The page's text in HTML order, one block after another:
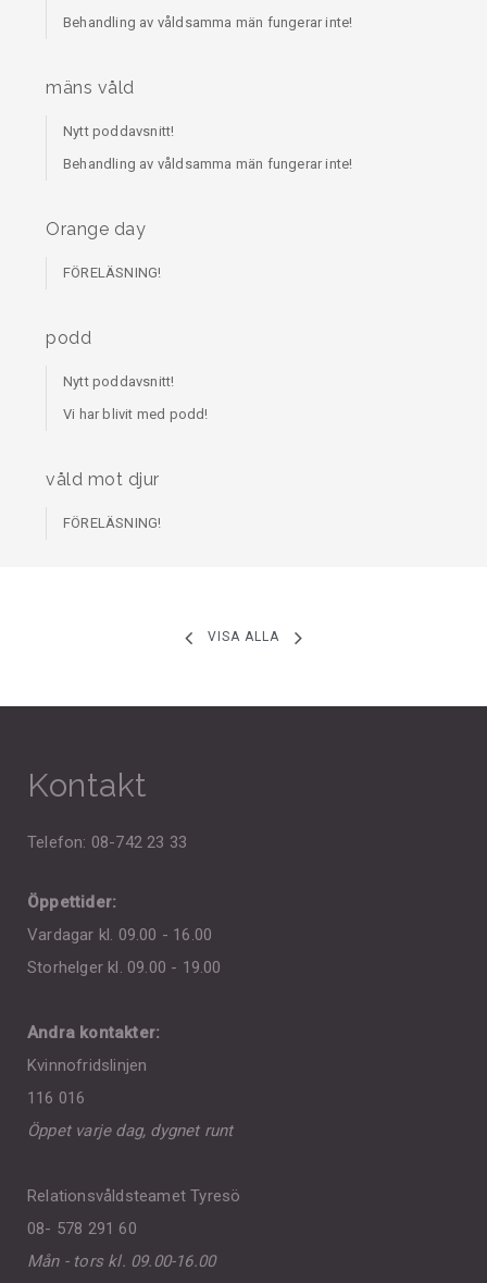
Behandling av våldsamma män fungerar inte!
mäns våld
Nytt poddavsnitt!
Behandling av våldsamma män fungerar inte!
Orange day
FÖRELÄSNING!
podd
Nytt poddavsnitt!
Vi har blivit med podd!
våld mot djur
FÖRELÄSNING!
VISA ALLA
Kontakt
Telefon: 08-742 23 33
Öppettider:
Vardagar kl. 09.00 - 16.00
Storhelger kl. 09.00 - 19.00
Andra kontakter:
Kvinnofridslinjen
116 016
Öppet varje dag, dygnet runt
Relationsvåldsteamet Tyresö
08- 578 291 60
Mån - tors kl. 09.00-16.00